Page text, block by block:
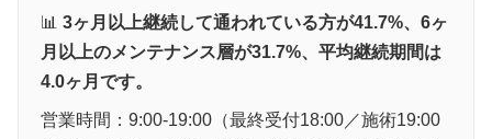
📊 3ヶ月以上継続して通われている方が41.7%、6ヶ
月以上のメンテナンス層が31.7%、平均継続期間は
4.0ヶ月です。
営業時間：9:00-19:00（最終受付18:00／施術19:00